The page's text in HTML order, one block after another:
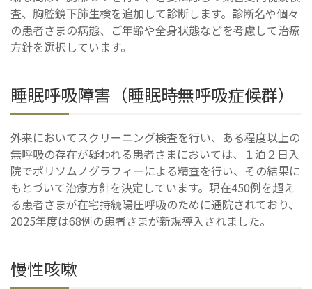
査、胸腔鏡下肺生検を追加して診断します。診断名や個々
の患者さまの病態、ご年齢や全身状態などを考慮して治療
方針を選択しています。
睡眠呼吸障害（睡眠時無呼吸症候群）
外来においてスクリーニング検査を行い、ある程度以上の
無呼吸の存在が疑われる患者さまにおいては、１泊２日入
院でポリソムノグラフィーによる精査を行い、その結果に
もとづいて治療方針を決定しています。現在450例を超え
る患者さまが在宅持続陽圧呼吸のために通院されており、
2025年度は68例の患者さまが新規導入されました。
慢性咳嗽